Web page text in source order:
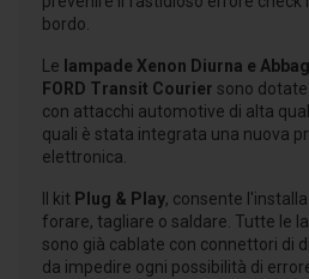
bordo.
Le lampade Xenon Diurna e
FORD Transit Courier sono
con attacchi automotive di alta
quali è stata integrata una nuova
elettronica.
Il kit Plug & Play, consente
forare, tagliare o saldare. Tutte le
sono già cablate con connettori di
da impedire ogni possibilità di